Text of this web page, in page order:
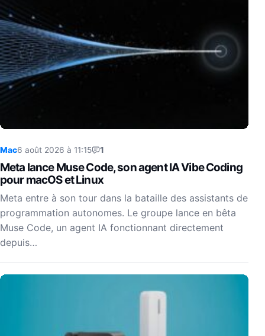
Mac6 août 2026 à 11:15 1
Meta lance Muse Code, son agent IA Vibe Coding
pour macOS et Linux
Meta entre à son tour dans la bataille des assistants de
programmation autonomes. Le groupe lance en bêta
Muse Code, un agent IA fonctionnant directement
depuis…